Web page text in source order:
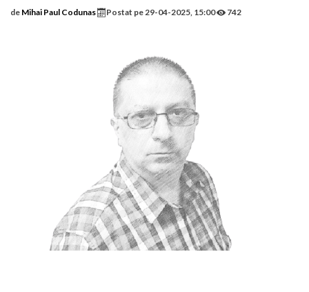
de Mihai Paul Codunas Postat pe29-04-2025, 15:00 742